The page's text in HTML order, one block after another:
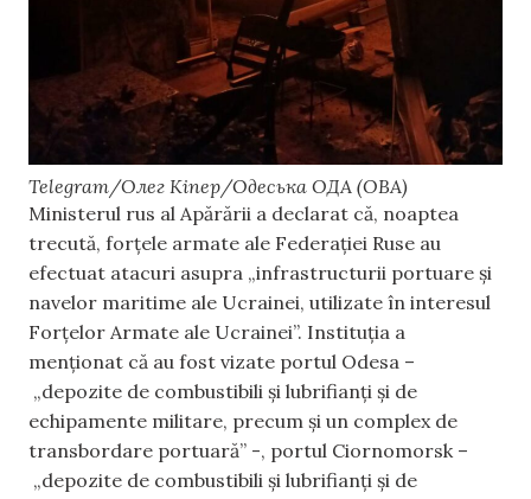
Telegram/Олег Кіпер/Одеська ОДА (ОВА)
Ministerul rus al Apărării a declarat că, noaptea
trecută, forțele armate ale Federației Ruse au
efectuat atacuri asupra „infrastructurii portuare și
navelor maritime ale Ucrainei, utilizate în interesul
Forțelor Armate ale Ucrainei”. Instituția a
menționat că au fost vizate portul Odesa –
„depozite de combustibili și lubrifianți și de
echipamente militare, precum și un complex de
transbordare portuară” -, portul Ciornomorsk –
„depozite de combustibili și lubrifianți și de